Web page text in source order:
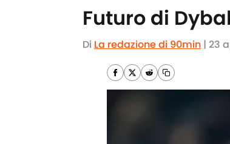
Futuro di
Di La redazione di 90min | 23